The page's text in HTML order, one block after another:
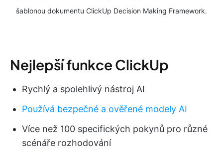
šablonou dokumentu ClickUp Decision Making Framework.
Nejlepší funkce ClickUp
Rychlý a spolehlivý nástroj AI
Používá bezpečné a ověřené modely AI
Více než 100 specifických pokynů pro různé
scénáře rozhodování